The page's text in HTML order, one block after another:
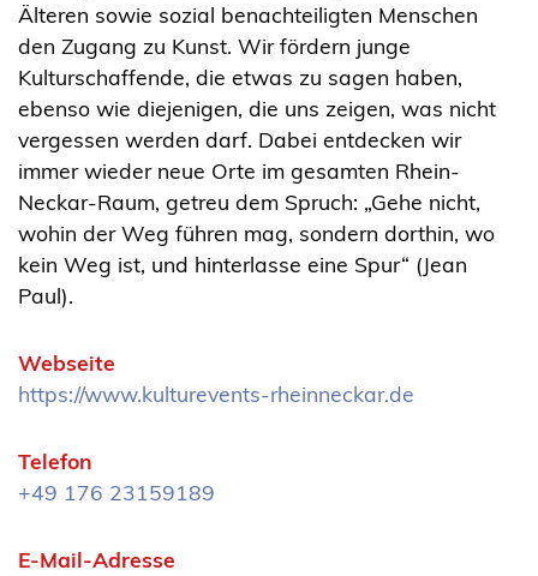
Älteren sowie sozial benachteiligten Menschen
den Zugang zu Kunst. Wir fördern junge
Kulturschaffende, die etwas zu sagen haben,
ebenso wie diejenigen, die uns zeigen, was nicht
vergessen werden darf. Dabei entdecken wir
immer wieder neue Orte im gesamten Rhein-
Neckar-Raum, getreu dem Spruch: „Gehe nicht,
wohin der Weg führen mag, sondern dorthin, wo
kein Weg ist, und hinterlasse eine Spur“ (Jean
Paul).
Webseite
https://www.kulturevents-rheinneckar.de
Telefon
+49 176 23159189
E-Mail-Adresse